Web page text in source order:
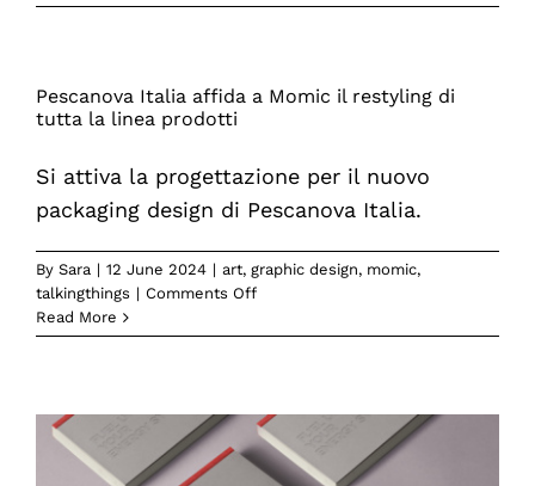
nuovo
la
dedicata
all’agricoltura
Pescanova Italia affida a Momic il restyling di
tutta la linea prodotti
Si attiva la progettazione per il nuovo
packaging design di Pescanova Italia.
By Sara | 12 June 2024 | art, graphic design, momic,
talkingthings | Comments Offon
Italia
Momic
il
restyling
Read More